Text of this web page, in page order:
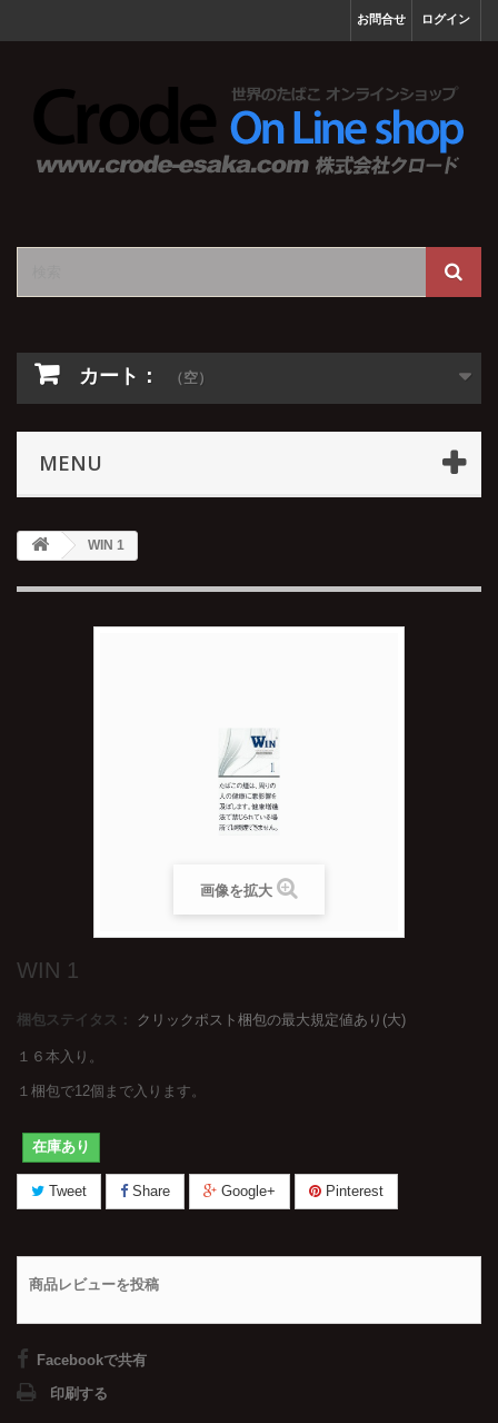
ログイン
お問合せ
カート： （空）
MENU
WIN 1
画像を拡大
WIN 1
梱包ステイタス： クリックポスト梱包の最大規定値あり(大)
１６本入り。
１梱包で12個まで入ります。
在庫あり
Tweet Share Google+ Pinterest
商品レビューを投稿
Facebookで共有
印刷する